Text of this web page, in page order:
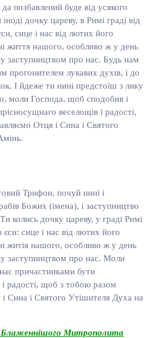
да позбавлений буде від усякого
дочку цареву, в Римі граді від
сице і нас від лютих його
життя нашого, особливо ж у день
заступництвом про нас. Будь нам
прогонителем лукавих духів, і до
І йдеже ти нині предстоїш з лику
моли Господа, щоб сподобив і
веселощів і радості,
Отця і Сина і Святого
Трифон, почуй нині і
Божих (імена), і заступництво
колись дочку цареву, у граді Римі
єси: сице і нас від лютих його
житія нашого, особливо ж у день
заступництвом про нас. Моли
причастниками бути
радості, щоб з тобою разом
і Сина і Святого Утішителя Духа на
Блаженнішого Митрополита